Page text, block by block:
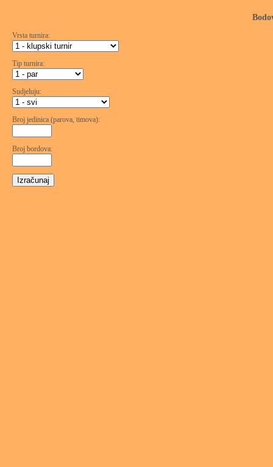
Vrsta turnira:
Tip turnira:
Sudjeluju:
Broj jedinica (parova, timova):
Broj bordova: